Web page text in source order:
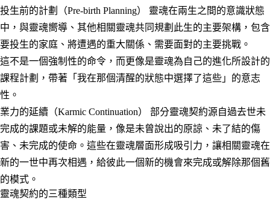
投生前的計劃（Pre-birth Planning）
靈魂在兩生之間的意識狀態
中，與靈魂嚮導、其他相關靈魂共同規劃此生的主要架構，包含
要投生的家庭、將遭遇的重大關係、需要面對的主要挑戰。
這不是一個強制性的命令，而更像是靈魂為自己的進化所設計的
課程計劃 ，帶著「我在那個清醒的狀態中選擇了這些」的意志
性。
業力的延續（Karmic Continuation）
部分靈魂契約源自過去世未
完成的課題或未解的能量，像是未曾說出的原諒、未了結的傷
害、未完成的使命。這些在靈魂層面形成吸引力，讓相關靈魂在
新的一世中再次相遇，給彼此一個新的機會來完成或解除那個舊
的模式。
靈魂契約的三種類型